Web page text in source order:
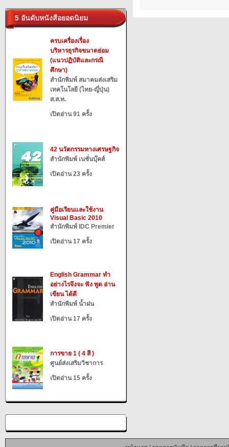
5 อันดับหนังสือยอดนิยม
ครบเครื่องเรื่อง
บริหารธุรกิจขนาดย่อม
(แนวปฏิบัติและกรณี
ศึกษา)
สำนักพิมพ์ สมาคมส่งเสริม
เทคโนโลยี (ไทย-ญี่ปุ่น)
ส.ส.ท.
เปิดอ่าน 91 ครั้ง
42 นวัตกรรมทางเศรษฐกิจ
สำนักพิมพ์ เนชั่นบุ๊คส์
เปิดอ่าน 23 ครั้ง
คู่มือเรียนและใช้งาน
Visual Basic 2010
สำนักพิมพ์ IDC Premier
เปิดอ่าน 17 ครั้ง
English Grammar ทำ
อย่างไรจึงจะ ฟัง พูด อ่าน
เขียน ได้ดี
สำนักพิมพ์ น้ำฝน
เปิดอ่าน 17 ครั้ง
การขาย 1 ( 4 สี )
ศูนย์ส่งเสริมวิชาการ
เปิดอ่าน 15 ครั้ง